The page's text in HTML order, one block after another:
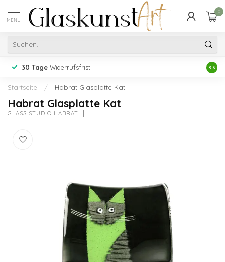
MENU
0
30 Tage Widerrufsfrist 9.6
Startseite / Habrat Glasplatte Kat
Habrat Glasplatte Kat
GLASS STUDIO HABRAT